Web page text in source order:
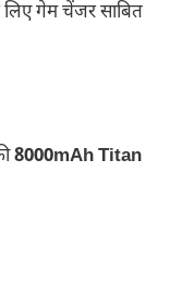
लिए गेम चेंजर साबित
8000mAh Titan